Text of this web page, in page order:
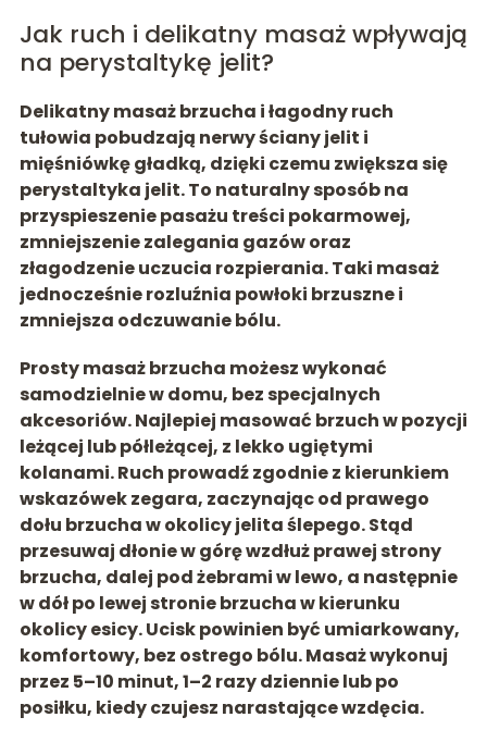
Jak ruch i delikatny masaż wpływają
na perystaltykę jelit?
Delikatny masaż brzucha i łagodny ruch
tułowia pobudzają nerwy ściany jelit i
mięśniówkę gładką, dzięki czemu zwiększa się
perystaltyka jelit. To naturalny sposób na
przyspieszenie pasażu treści pokarmowej,
zmniejszenie zalegania gazów oraz
złagodzenie uczucia rozpierania. Taki masaż
jednocześnie rozluźnia powłoki brzuszne i
zmniejsza odczuwanie bólu.
Prosty masaż brzucha możesz wykonać
samodzielnie w domu, bez specjalnych
akcesoriów. Najlepiej masować brzuch w pozycji
leżącej lub półleżącej, z lekko ugiętymi
kolanami. Ruch prowadźzgodnie z kierunkiem
wskazówek zegara, zaczynając od prawego
dołu brzucha w okolicy jelita ślepego. Stąd
przesuwaj dłonie w górę wzdłuż prawej strony
brzucha, dalej pod żebrami w lewo, a następnie
w dół po lewej stronie brzucha w kierunku
okolicy esicy. Ucisk powinien być umiarkowany,
komfortowy, bez ostrego bólu. Masaż wykonuj
przez 5–10 minut, 1–2 razy dziennie lub po
posiłku, kiedy czujesz narastające wzdęcia.